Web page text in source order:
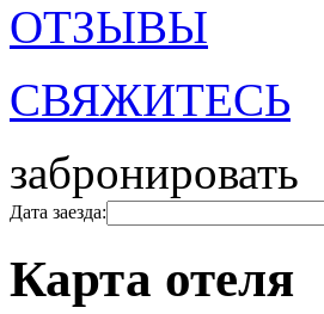
ОТЗЫВЫ
СВЯЖИТЕСЬ
забронировать
Дата заезда:
Карта отеля